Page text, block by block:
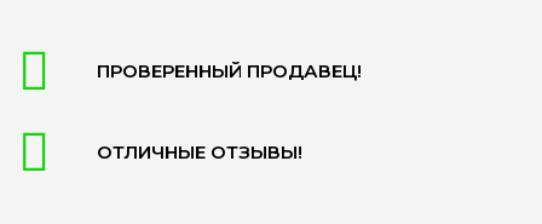
ПРОВЕРЕННЫЙ ПРОДАВЕЦ!
ОТЛИЧНЫЕ ОТЗЫВЫ!